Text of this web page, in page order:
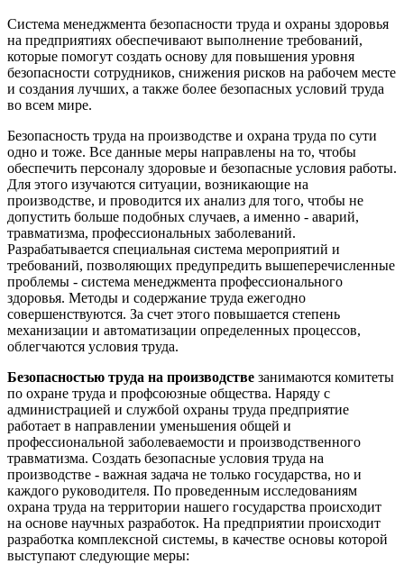
Система менеджмента безопасности труда и охраны здоровья
на предприятиях обеспечивают выполнение требований,
которые помогут создать основу для повышения уровня
безопасности сотрудников, снижения рисков на рабочем месте
и создания лучших, а также более безопасных условий труда
во всем мире.
Безопасность труда на производстве и охрана труда по сути
одно и тоже. Все данные меры направлены на то, чтобы
обеспечить персоналу здоровые и безопасные условия работы.
Для этого изучаются ситуации, возникающие на
производстве, и проводится их анализ для того, чтобы не
допустить больше подобных случаев, а именно - аварий,
травматизма, профессиональных заболеваний.
Разрабатывается специальная система мероприятий и
требований, позволяющих предупредить вышеперечисленные
проблемы - система менеджмента профессионального
здоровья. Методы и содержание труда ежегодно
совершенствуются. За счет этого повышается степень
механизации и автоматизации определенных процессов,
облегчаются условия труда.
Безопасностью труда на производстве занимаются комитеты
по охране труда и профсоюзные общества. Наряду с
администрацией и службой охраны труда предприятие
работает в направлении уменьшения общей и
профессиональной заболеваемости и производственного
травматизма. Создать безопасные условия труда на
производстве - важная задача не только государства, но и
каждого руководителя. По проведенным исследованиям
охрана труда на территории нашего государства происходит
на основе научных разработок. На предприятии происходит
разработка комплексной системы, в качестве основы которой
выступают следующие меры: